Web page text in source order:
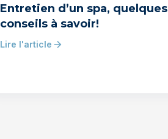
Entretien d’un spa, quelques
conseils à savoir!
Lire l'article